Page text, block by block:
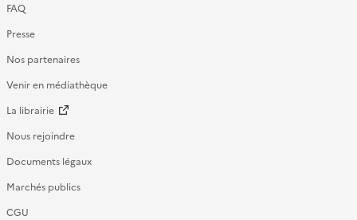
FAQ
Presse
Nos partenaires
Venir en médiathèque
La librairie
Nous rejoindre
Documents légaux
Marchés publics
CGU